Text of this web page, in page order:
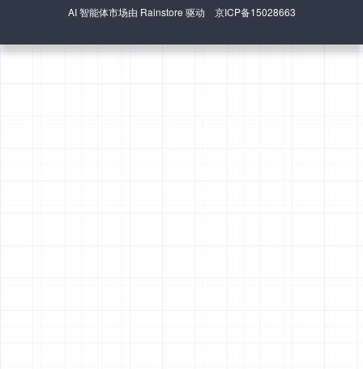
AI 智能体市场由 Rainstore 驱动 京ICP备15028663